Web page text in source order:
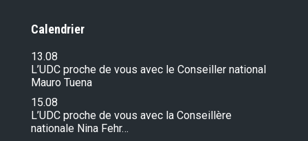
Calendrier
13.08
L’UDC proche de vous avec le Conseiller national
Mauro Tuena
15.08
L’UDC proche de vous avec la Conseillère
nationale Nina Fehr…